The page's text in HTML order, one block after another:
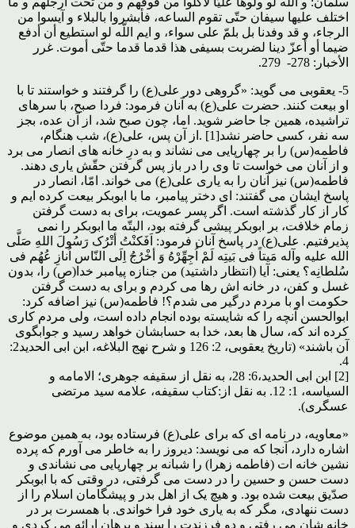
اختلف علیها سیفان حتّى تقوم الساعه، فأبشروا بالبلاء و آیسوا من
الرجاء، و قد وفدنا بل بلمّ على سواء، و ایم اللّه لو استطیع أن أدفع
ضیما أو أعزّ دینا لضربت بسیفی هذا قدما قدما حتّى أموت. غرر
الأخبار: 278- 279.
5- یعقوبی می گوید: «گروهی دور علی(ع) را گرفتند و خواستند تا با
او بیعت کنند. حضرت علی(ع) به آنان فرمود: فردا صبح، با سرهای
تراشیده، همین جا حاضر شوید. اما، چون صبح شد، از آن عده، بجز
سه نفر، کسی حاضر نشد[1] .از آن پس، علی(ع)، شب هنگام،
فاطمه(س) را بر چهارپایی می نشاند و به درِ خانه های انصار می برد
و از آنان می خواست تا وی را در باز پس گرفتن حقّش یاری دهند.
فاطمه(س) نیز آنان را به یاری علی(ع) می خواند. امّا، انصار در
پاسخ ایشان می گفتند: ای دختر پیامبر، ما با ابوبکر بیعت کرده ایم و
کار از کار گذشته است. اگر پسر عمویت، برای به دست گرفتن
زمام خلافت، بر ابوبکر پیشی گرفته بود، البتّه ما ابوبکر را نمی
پذیرفتیم. علی(ع) در پاسخ آنان فرمود: اَفَکنْتُ أتْرُک رَسُولَ اللهِ صَلَّی
الله علیه وآله مَیتاً فی بَیتِه لَمْ اُجِهِّرْهُ وَ أخْرُجُ اِلَی النّاس اُنازِ عُهُم فی
سُلطانِه؟ یعنی: آیا (انتظار داشتید) من جنازه پیامبر خدا(ص) را، بدون
غسل و کفن، در خانه اش رها می کردم و برای به دست گرفتن
حکومت او با مردم درگیر می شدم؟! فاطمه(س) نیز اضافه کرد:
ابوالحسن آنچه را که شایسته بوده انجام داده است، ولی مردم کاری
کرده اند که، سال ها بعد، خدا به حسابشان خواهد رسید و جوابگوی
آن باشند» (تاریخ یعقوبی، 2: 126 و شرح نهج البلاغه، ابن ابی الحدید2:
4.
[2] ابن ابی الحدید،6: 28، به نقل از سقیفه جوهری؛ الامامه و
السیاسه، 1: 12. به نقل از:کتاب سقیفه، علامه سید مرتضی
عسگری).
«معاویه، در نامه ای که برای علی(ع) فرستاده بود، به همین موضوع
اشاره دارد، آنجا که می نویسد: دیروز را به خاطر می آورم که پرده
نشین خانه ات (فاطمه زهرا) را شبانه بر چهارپایی می نشاندی و
دست حسن و حسین را در دست می گرفتی، در وقتی که با ابوبکر
صدّیق بیعت شده بود. و هیچ یک از اهل بدر و پیشگامان اسلام را از
دست ننهادی، مگر که به یاری خود فرا خواندی. با همسرت بر در
خانه شان می رفتی و دو فرزندت را سند و برهان ارائه می کردی و